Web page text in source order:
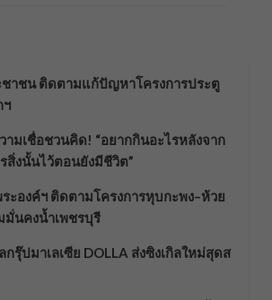
าชน ติดตามแก้ปัญหาโครงการประตู
ฯ
ามเชื่อชวนคิด! “อยากกินอะไรหลังจาก
สิ่งนั้นไว้ตอนยังมีชีวิต”
ะองค์ฯ ติดตามโครงการหุบกะพง–ห้วย
มั่นคงน้ำเพชรบุรี
กรุ๊ปมาเลเซีย DOLLA ส่งซิงเกิลใหม่สุดส